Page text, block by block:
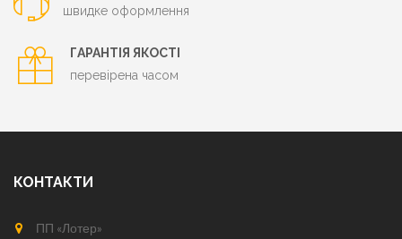
швидке оформлення
ГАРАНТІЯ ЯКОСТІ
перевірена часом
КОНТАКТИ
ПП «Лотер»